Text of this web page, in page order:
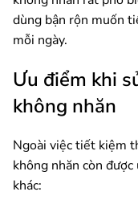
dùng bận rộn muốn
mỗi ngày.
Ưu điểm khi
không nhăn
Ngoài việc tiết kiệm
không nhăn còn
khác: